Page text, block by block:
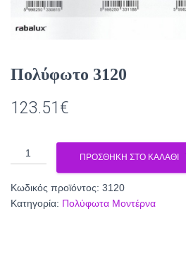
Πολύφωτο 3120
123.51 €
Πολύφωτο
3120
ΠΡΟΣΘΉΚΗ ΣΤΟ ΚΑΛΆΘΙ
Κωδικός προϊόντος: 3120
Κατηγορία: Πολύφωτα Μοντέρνα